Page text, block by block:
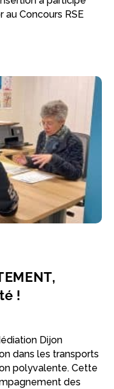
Concours RSE
!
Dijon
dans les transports
polyvalente. Cette
des